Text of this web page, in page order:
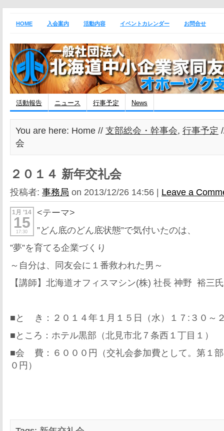
HOME 入会案内 活動内容 イベントカレンダー お問合せ
活動報告 ニュース 行事予定 News
You are here: Home // 支部総会・幹事会, 行事予定
会
２０１４ 新年交礼会
投稿者: 事務局 on 2013/12/26 14:56 | Leave a
1月 ’14
15
17:30
<テーマ>
”どん底のどん底状態”で気付いたのは、
”夢”を育てる企業づくり
～自分は、同友会に１番救われた男～
【講師】北海道オフィスマシン(株) 社長 神野 裕三氏
■と き：２０１４年１月１５日（水）１７:３０～
■ところ：ホテル黒部（北見市北７条西１丁目１）
■会 費：６０００円（交礼会参加費として。第１
０円）